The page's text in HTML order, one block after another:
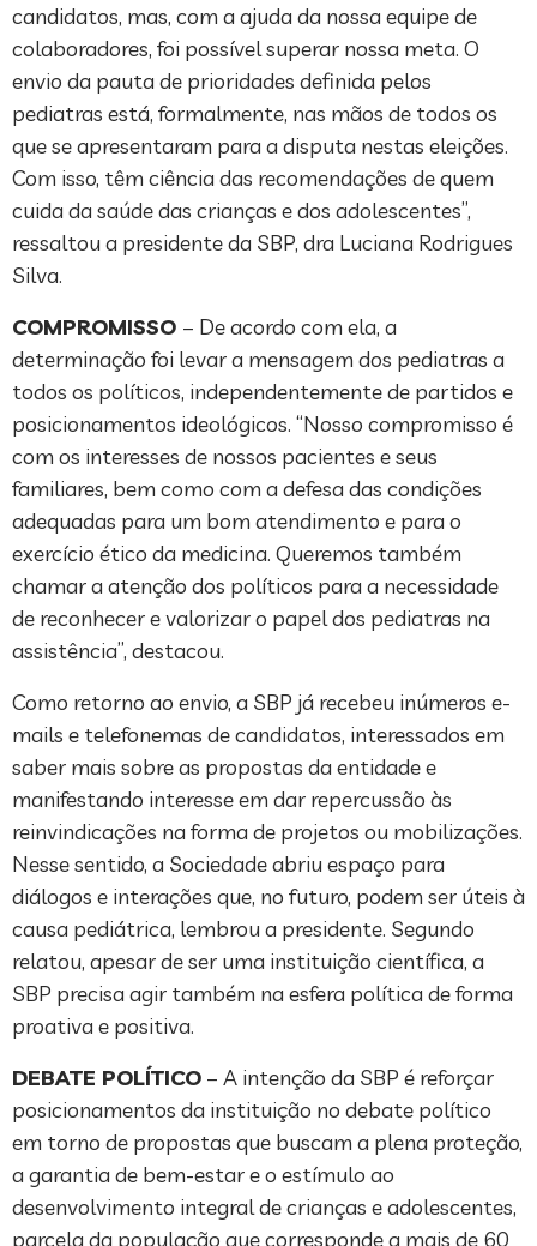
candidatos, mas, com a ajuda da nossa equipe de
colaboradores, foi possível superar nossa meta. O
envio da pauta de prioridades definida pelos
pediatras está, formalmente, nas mãos de todos os
que se apresentaram para a disputa nestas eleições.
Com isso, têm ciência das recomendações de quem
cuida da saúde das crianças e dos adolescentes”,
ressaltou a presidente da SBP, dra Luciana Rodrigues
Silva.
COMPROMISSO – De acordo com ela, a
determinação foi levar a mensagem dos pediatras a
todos os políticos, independentemente de partidos e
posicionamentos ideológicos. “Nosso compromisso é
com os interesses de nossos pacientes e seus
familiares, bem como com a defesa das condições
adequadas para um bom atendimento e para o
exercício ético da medicina. Queremos também
chamar a atenção dos políticos para a necessidade
de reconhecer e valorizar o papel dos pediatras na
assistência”, destacou.
Como retorno ao envio, a SBP já recebeu inúmeros e-
mails e telefonemas de candidatos, interessados em
saber mais sobre as propostas da entidade e
manifestando interesse em dar repercussão às
reinvindicações na forma de projetos ou mobilizações.
Nesse sentido, a Sociedade abriu espaço para
diálogos e interações que, no futuro, podem ser úteis à
causa pediátrica, lembrou a presidente. Segundo
relatou, apesar de ser uma instituição científica, a
SBP precisa agir também na esfera política de forma
proativa e positiva.
DEBATE POLÍTICO – A intenção da SBP é reforçar
posicionamentos da instituição no debate político
em torno de propostas que buscam a plena proteção,
a garantia de bem-estar e o estímulo ao
desenvolvimento integral de crianças e adolescentes,
parcela da população que corresponde a mais de 60